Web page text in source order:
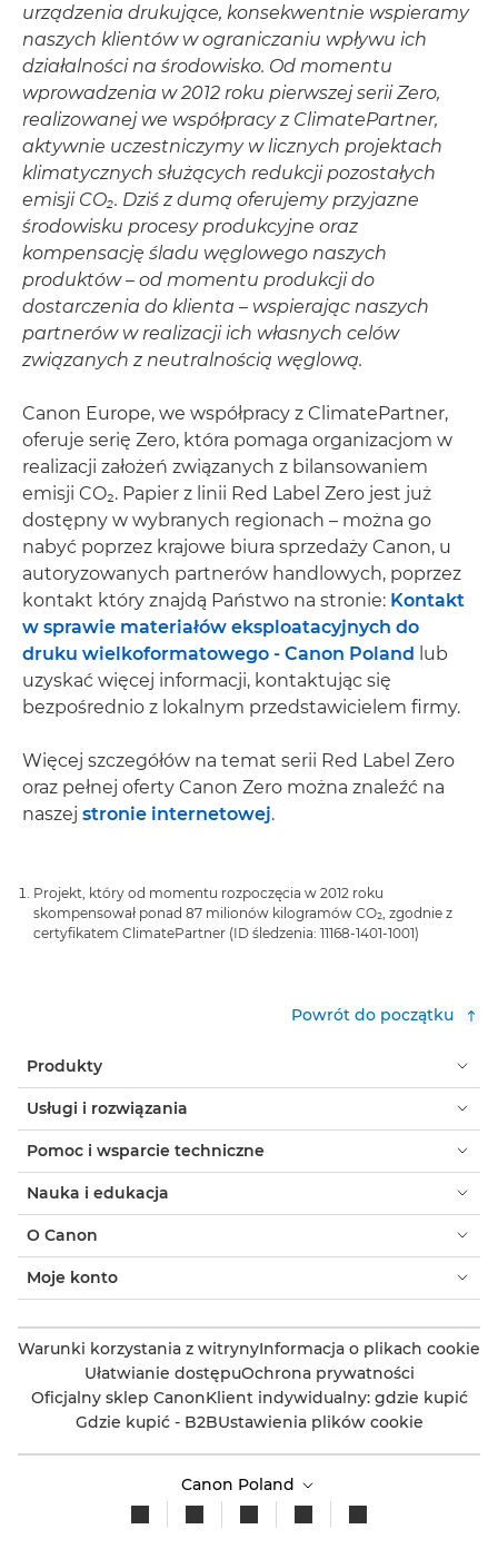
urządzenia drukujące, konsekwentnie wspieramy
naszych klientów w ograniczaniu wpływu ich
działalności na środowisko. Od momentu
wprowadzenia w 2012 roku pierwszej serii Zero,
realizowanej we współpracy z ClimatePartner,
aktywnie uczestniczymy w licznych projektach
klimatycznych służących redukcji pozostałych
emisji CO₂. Dziś z dumą oferujemy przyjazne
środowisku procesy produkcyjne oraz
kompensację śladu węglowego naszych
produktów – od momentu produkcji do
dostarczenia do klienta – wspierając naszych
partnerów w realizacji ich własnych celów
związanych z neutralnością węglową.
Canon Europe, we współpracy z ClimatePartner,
oferuje serię Zero, która pomaga organizacjom w
realizacji założeń związanych z bilansowaniem
emisji CO₂. Papier z linii Red Label Zero jest już
dostępny w wybranych regionach – można go
nabyć poprzez krajowe biura sprzedaży Canon, u
autoryzowanych partnerów handlowych, poprzez
kontakt który znajdą Państwo na stronie: Kontakt
w sprawie materiałów eksploatacyjnych do
druku wielkoformatowego - Canon Poland lub
uzyskać więcej informacji, kontaktując się
bezpośrednio z lokalnym przedstawicielem firmy.
Więcej szczegółów na temat serii Red Label Zero
oraz pełnej oferty Canon Zero można znaleźć na
naszej stronie internetowej.
Projekt, który od momentu rozpoczęcia w 2012 roku
skompensował ponad 87 milionów kilogramów CO₂, zgodnie z
certyfikatem ClimatePartner (ID śledzenia: 11168-1401-1001)
Powrót do początku
Produkty
Usługi i rozwiązania
Pomoc i wsparcie techniczne
Nauka i edukacja
O Canon
Moje konto
Warunki korzystania z witrynyInformacja o plikach cookie
Ułatwianie dostępuOchrona prywatności
Oficjalny sklep CanonKlient indywidualny: gdzie kupić
Gdzie kupić - B2BUstawienia plików cookie
Canon Poland